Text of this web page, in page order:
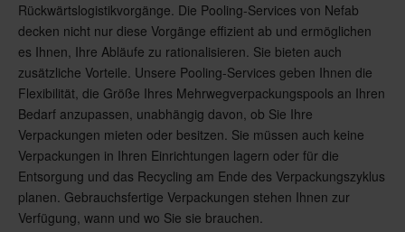
Rückwärtslogistikvorgänge. Die Pooling-Services von Nefab
decken nicht nur diese Vorgänge effizient ab und ermöglichen
es Ihnen, Ihre Abläufe zu rationalisieren. Sie bieten auch
zusätzliche Vorteile. Unsere Pooling-Services geben Ihnen die
Flexibilität, die Größe Ihres Mehrwegverpackungspools an Ihren
Bedarf anzupassen, unabhängig davon, ob Sie Ihre
Verpackungen mieten oder besitzen. Sie müssen auch keine
Verpackungen in Ihren Einrichtungen lagern oder für die
Entsorgung und das Recycling am Ende des Verpackungszyklus
planen. Gebrauchsfertige Verpackungen stehen Ihnen zur
Verfügung, wann und wo Sie sie brauchen.